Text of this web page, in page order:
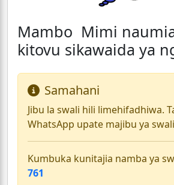
Mambo Mimi
kitovu sikawaida ya
Samahani
Jibu la swali hili limehifadhiwa.
WhatsApp upate majibu ya
Kumbuka kunitajia namba ya
761